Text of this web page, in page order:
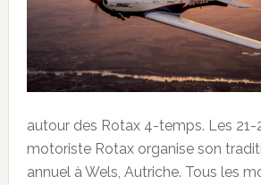
autour des Rotax 4-temps. Les 21-
motoriste Rotax organise son
annuel à Wels, Autriche. Tous les